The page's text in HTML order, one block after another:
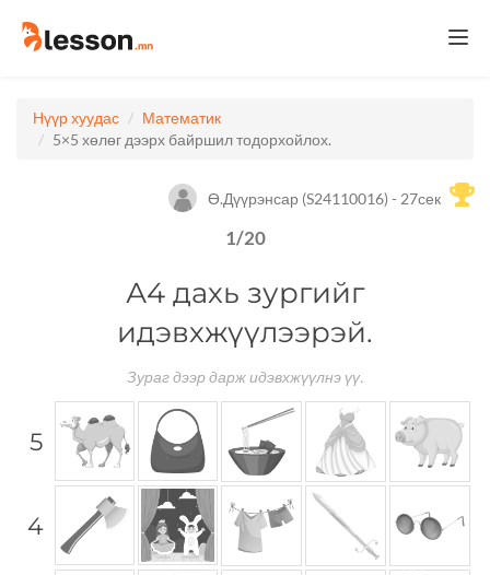
Нүүр хуудас
Математик
5×5 хөлөг дээрх байршил тодорхойлох.
Ө.Дүүрэнсар (S24110016) - 27сек
1/20
А4 дахь зургийг
идэвхжүүлээрэй.
Зураг дээр дарж идэвхжүүлнэ үү.
5
4